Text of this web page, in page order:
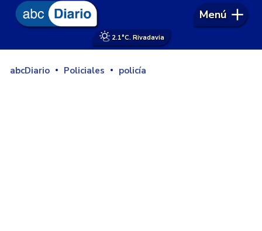
2.1°C. Rivadavia
Menú
abcDiario Policiales policía